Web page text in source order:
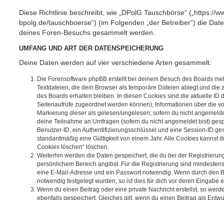
Diese Richtlinie beschreibt, wie „DPolG Tauschbörse“ („https://
bpolg.de/tauschboerse“) (im Folgenden „der Betreiber“) die
deines Foren-Besuchs gesammelt werden.
UMFANG UND ART DER DATENSPEICHERUNG
Deine Daten werden auf vier verschiedene Arten gesammelt:
Die Forensoftware phpBB erstellt bei deinem Besuch des Boards
Textdateien, die dein Browser als temporäre Dateien ablegt und die
des Boards erhalten bleiben. In diesen Cookies sind die aktuelle ID
Seitenaufrufe zugeordnet werden können), Informationen über die
Markierung dieser als gelesen/ungelesen; sofern du nicht
deine Teilnahme an Umfragen (sofern du nicht angemeldet bist)
Benutzer-ID, ein Authentifizierungsschlüssel und eine Session-ID
standardmäßig eine Gültigkeit von einem Jahr. Alle Cookies kannst
Cookies löschen“ löschen.
Weiterhin werden die Daten gespeichert, die du bei der
persönlichem Bereich angibst. Für die Registrierung sind
eine E-Mail-Adresse und ein Passwort notwendig. Wenn durch den
notwendig festgelegt wurden, so ist dies für dich vor deren Eingabe
Wenn du einen Beitrag oder eine private Nachricht erstellst, so
ebenfalls gespeichert. Gleiches gilt, wenn du einen Beitrag als